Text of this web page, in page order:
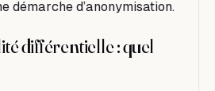
démarche d’anonymisation.
différentielle : quel